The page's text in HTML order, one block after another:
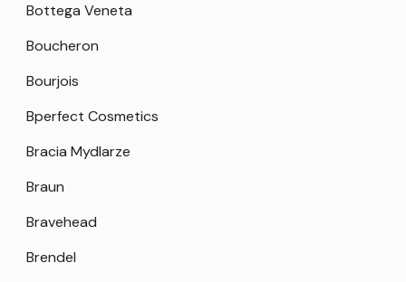
Bottega Veneta
Boucheron
Bourjois
Bperfect Cosmetics
Bracia Mydlarze
Braun
Bravehead
Brendel